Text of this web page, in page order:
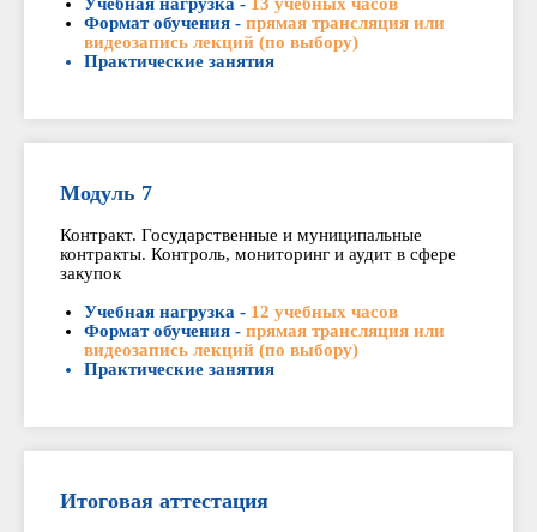
Формат обучения - прямая трансляция или
видеозапись лекций (по выбору)
Практические занятия
Модуль 7
Контракт. Государственные и муниципальные
контракты. Контроль, мониторинг и аудит в сфере
закупок
Учебная нагрузка - 12 учебных часов
Формат обучения - прямая трансляция или
видеозапись лекций (по выбору)
Практические занятия
Итоговая аттестация